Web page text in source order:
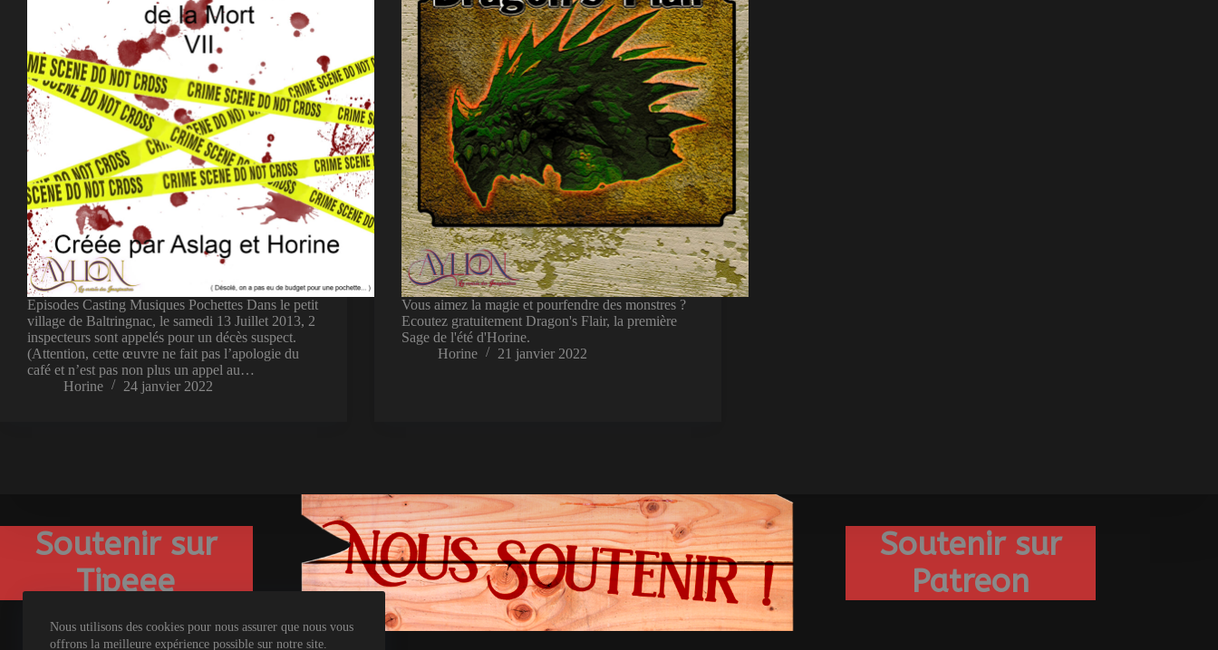
Nous utilisons des cookies pour nous assurer que nous vous
offrons la meilleure expérience possible sur notre site.
Episodes Casting Musiques Pochettes Dans le petit
village de Baltringnac, le samedi 13 Juillet 2013, 2
inspecteurs sont appelés pour un décès suspect.
(Attention, cette œuvre ne fait pas l’apologie du
café et n’est pas non plus un appel au…
Horine
24 janvier 2022
Vous aimez la magie et pourfendre des monstres ?
Ecoutez gratuitement Dragon's Flair, la première
Sage de l'été d'Horine.
Horine
21 janvier 2022
Soutenir sur
Tipeee
Soutenir sur
Patreon